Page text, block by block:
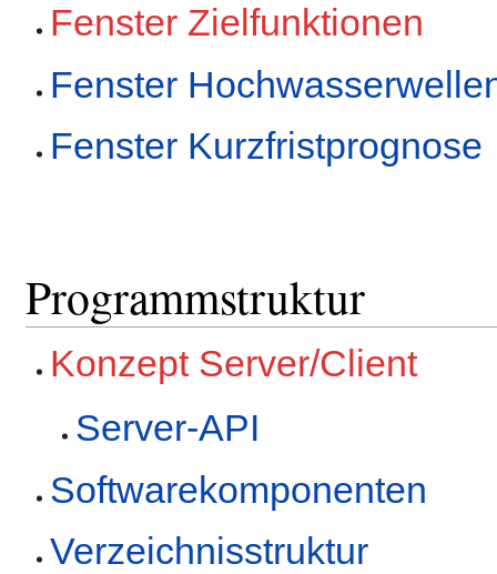
Fenster Zielfunktionen
Fenster
Fenster Kurzfristprognose
Programmstruktur
Konzept Server/Client
Server-API
Softwarekomponenten
Verzeichnisstruktur